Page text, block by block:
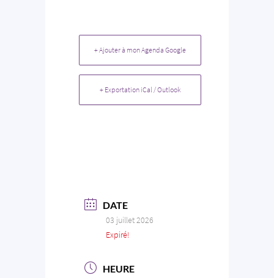
+ Ajouter à mon Agenda Google
+ Exportation iCal / Outlook
DATE
03 juillet 2026
Expiré!
HEURE